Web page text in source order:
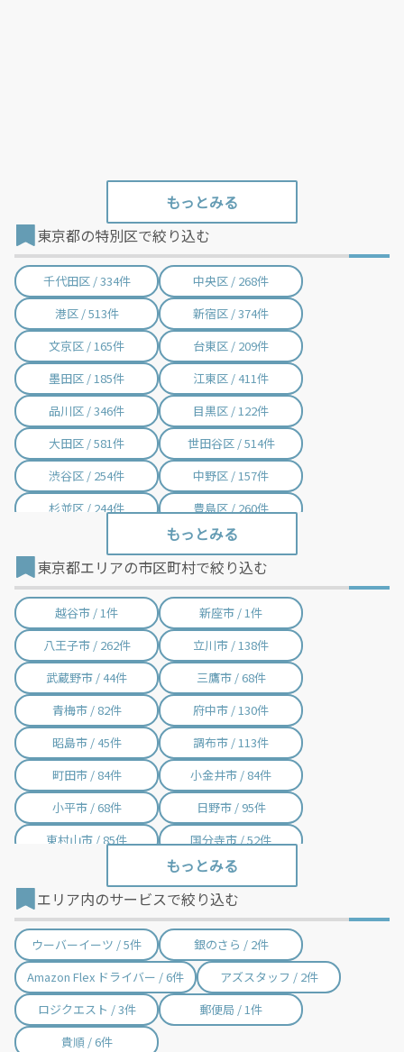
東京都の特別区で絞り込む
千代田区 / 334件
中央区 / 268件
港区 / 513件
新宿区 / 374件
文京区 / 165件
台東区 / 209件
墨田区 / 185件
江東区 / 411件
品川区 / 346件
目黒区 / 122件
大田区 / 581件
世田谷区 / 514件
渋谷区 / 254件
中野区 / 157件
杉並区 / 244件
豊島区 / 260件
荒川区 / 277件
板橋区 / 269件
練馬区 / 291件
足立区 / 400件
葛飾区 / 177件
江戸川区 / 177件
横浜市神奈川区 / 1件
横浜市中区 / 1件
横浜市南区 / 1件
横浜市保土ケ谷区 / 1件
横浜市旭区 / 19件
川崎市幸区 / 1件
東京都エリアの市区町村で絞り込む
越谷市 / 1件
新座市 / 1件
八王子市 / 262件
立川市 / 138件
武蔵野市 / 44件
三鷹市 / 68件
青梅市 / 82件
府中市 / 130件
昭島市 / 45件
調布市 / 113件
町田市 / 84件
小金井市 / 84件
小平市 / 68件
日野市 / 95件
東村山市 / 85件
国分寺市 / 52件
福生市 / 25件
狛江市 / 38件
東大和市 / 30件
清瀬市 / 18件
東久留米市 / 28件
武蔵村山市 / 11件
多摩市 / 90件
稲城市 / 35件
羽村市 / 19件
あきる野市 / 36件
エリア内のサービスで絞り込む
ウーバーイーツ / 5件
銀のさら / 2件
Amazon Flex ドライバー / 6件
アズスタッフ / 2件
ロジクエスト / 3件
郵便局 / 1件
貴順 / 6件